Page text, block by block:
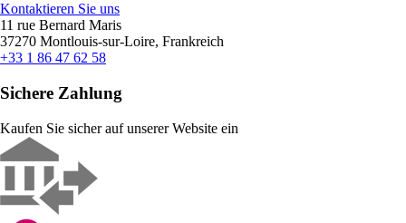
Kontaktieren Sie uns
11 rue Bernard Maris
37270 Montlouis-sur-Loire, Frankreich
+33 1 86 47 62 58
Sichere Zahlung
Kaufen Sie sicher auf unserer Website ein